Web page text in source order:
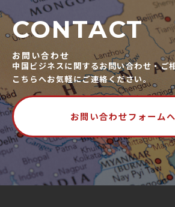
CONTACT
お問い合わせ
中国ビジネスに関するお問い合わせ・ご
こちらへお気軽にご連絡ください。
お問い合わせフォームへ